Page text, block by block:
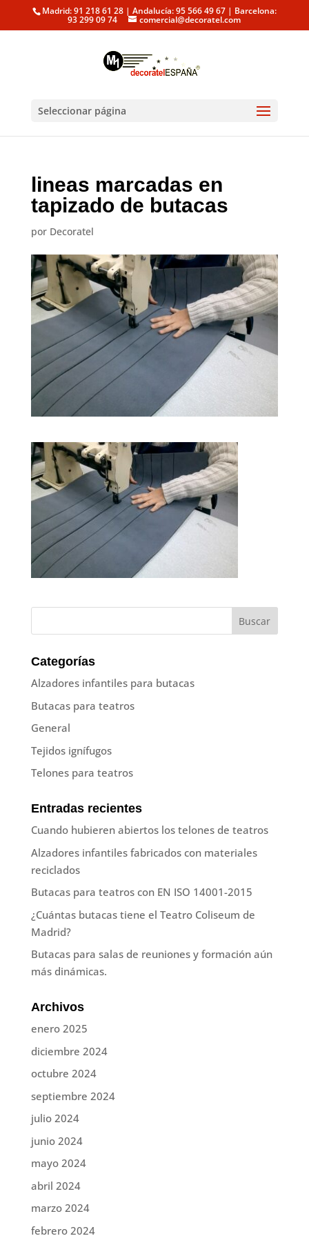
Madrid: 91 218 61 28 | Andalucía: 95 566 49 67 | Barcelona:
93 299 09 74 comercial@decoratel.com
Seleccionar página
lineas marcadas en
tapizado de butacas
por Decoratel
Categorías
Alzadores infantiles para butacas
Butacas para teatros
General
Tejidos ignífugos
Telones para teatros
Entradas recientes
Cuando hubieren abiertos los telones de teatros
Alzadores infantiles fabricados con materiales
reciclados
Butacas para teatros con EN ISO 14001-2015
¿Cuántas butacas tiene el Teatro Coliseum de
Madrid?
Butacas para salas de reuniones y formación aún
más dinámicas.
Archivos
enero 2025
diciembre 2024
octubre 2024
septiembre 2024
julio 2024
junio 2024
mayo 2024
abril 2024
marzo 2024
febrero 2024